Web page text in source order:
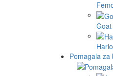
Hario
Pomagala za